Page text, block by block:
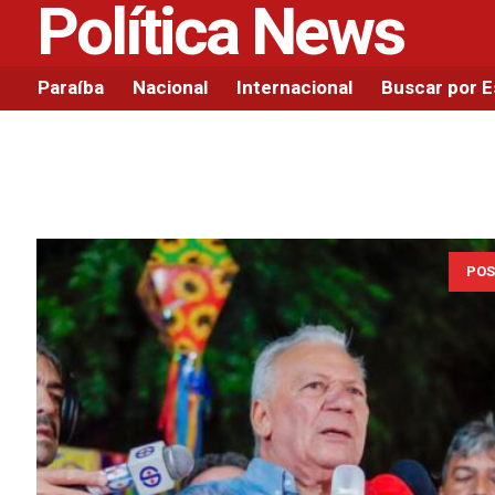
Política News
Paraíba Nacional Internacional Buscar por